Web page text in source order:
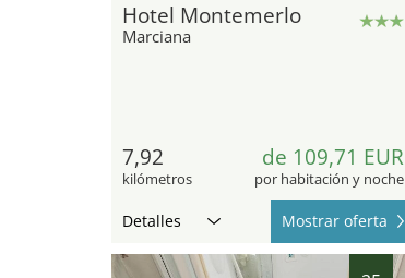
Hotel Montemerlo
Marciana
7,92
kilómetros
de 109,71 EUR
por habitación y noche
Detalles Mostrar oferta